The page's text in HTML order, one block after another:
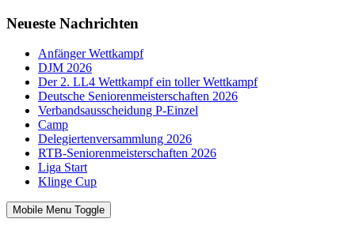
Neueste Nachrichten
Anfänger Wettkampf
DJM 2026
Der 2. LL4 Wettkampf ein toller Wettkampf
Deutsche Seniorenmeisterschaften 2026
Verbandsausscheidung P-Einzel
Camp
Delegiertenversammlung 2026
RTB-Seniorenmeisterschaften 2026
Liga Start
Klinge Cup
Mobile Menu Toggle